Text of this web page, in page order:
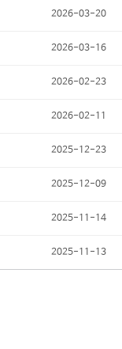
2026-03-20
2026-03-16
2026-02-23
2026-02-11
2025-12-23
2025-12-09
2025-11-14
2025-11-13